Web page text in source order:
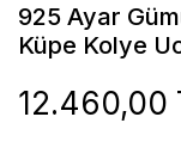
925 Ayar
Küpe Kolye
12.460,00